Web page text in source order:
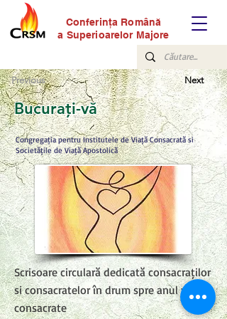
Conferinţa Română
a Superioarelor Majore
Previous Next
Bucurați-vă
Congregația pentru Institutele de Viață Consacrată și
Societățile de Viață Apostolică
Scrisoare circulară dedicată consacraților
și consacratelor în drum spre anul vieții
consacrate